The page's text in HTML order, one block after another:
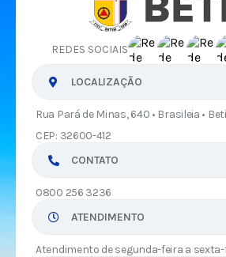
REDES SOCIAIS
LOCALIZAÇÃO
Rua Pará de Minas, 640 • Brasileia •
CEP: 32600-412
CONTATO
0800 256 3236
ATENDIMENTO
Atendimento de segunda-feira a sexta-